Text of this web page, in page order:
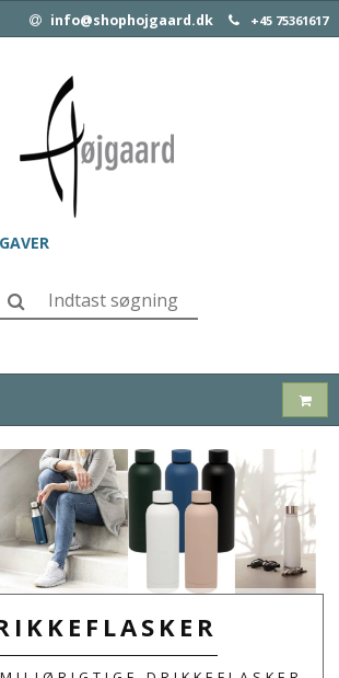
info@shophojgaard.dk +45 75361617
& SNACKS
MED EGET LOGO ELLER
ET SPÆNDENDE UDVALG AF
PRODUKTER.